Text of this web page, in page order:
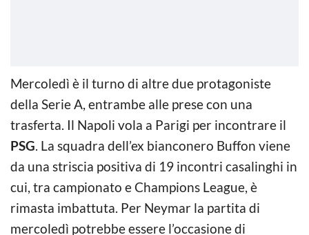
Mercoledì è il turno di altre due protagoniste
della Serie A, entrambe alle prese con una
trasferta. Il Napoli vola a Parigi per incontrare il
PSG. La squadra dell’ex bianconero Buffon viene
da una striscia positiva di 19 incontri casalinghi in
cui, tra campionato e Champions League, è
rimasta imbattuta. Per Neymar la partita di
mercoledì potrebbe essere l’occasione di